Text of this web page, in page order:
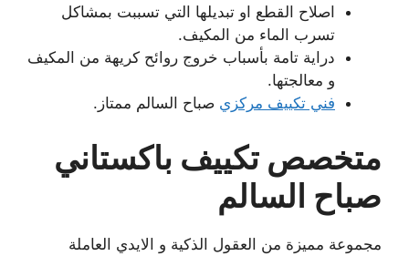
اصلاح القطع او تبديلها التي تسببت بمشاكل
تسرب الماء من المكيف.
دراية تامة بأسباب خروج روائح كريهة من المكيف
و معالجتها.
فني تكييف مركزي صباح السالم ممتاز.
متخصص تكييف باكستاني
صباح السالم
مجموعة مميزة من العقول الذكية و الايدي العاملة